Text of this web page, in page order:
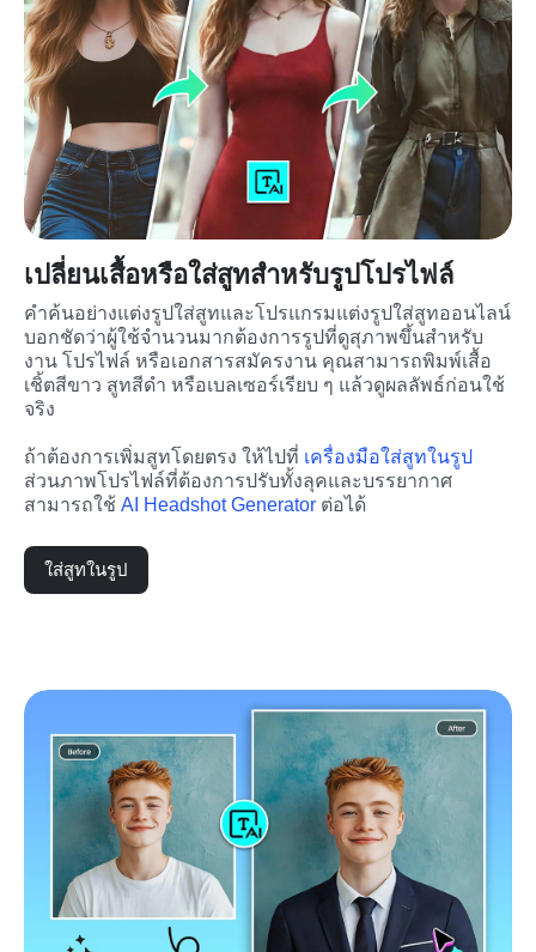
เปลี่ยนเสื้อหรือใส่สูทสำหรับรูปโปรไฟล์
คำค้นอย่างแต่งรูปใส่สูทและโปรแกรมแต่งรูปใส่สูทออนไลน์
บอกชัดว่าผู้ใช้จำนวนมากต้องการรูปที่ดูสุภาพขึ้นสำหรับ
งาน โปรไฟล์ หรือเอกสารสมัครงาน คุณสามารถพิมพ์เสื้อ
เชิ้ตสีขาว สูทสีดำ หรือเบลเซอร์เรียบ ๆ แล้วดูผลลัพธ์ก่อนใช้
จริง
ถ้าต้องการเพิ่มสูทโดยตรง ให้ไปที่ เครื่องมือใส่สูทในรูป
ส่วนภาพโปรไฟล์ที่ต้องการปรับทั้งลุคและบรรยากาศ
สามารถใช้ AI Headshot Generator ต่อได้
ใส่สูทในรูป